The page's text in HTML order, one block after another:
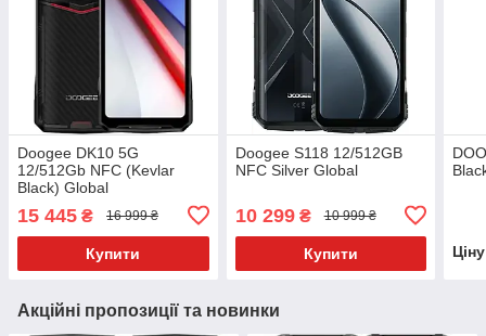
Doogee DK10 5G
12/512Gb NFC (Kevlar
Black) Global
15 445 ₴ 16 999 ₴
Купити
Doogee S118 12/512GB
NFC Silver Global
10 299₴ 10 999 ₴
Купити
Акційні пропозиції та новинки